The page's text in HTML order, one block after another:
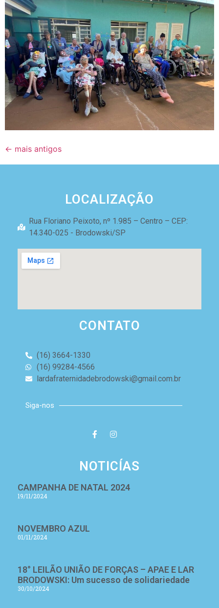
← mais antigos
LOCALIZAÇÃO
Rua Floriano Peixoto, nº 1.985 – Centro – CEP:
14.340-025 - Brodowski/SP
CONTATO
(16) 3664-1330
(16) 99284-4566
lardafraternidadebrodowski@gmail.com.br
Siga-nos
NOTICÍAS
CAMPANHA DE NATAL 2024
19/11/2024
NOVEMBRO AZUL
01/11/2024
18° LEILÃO UNIÃO DE FORÇAS – APAE E LAR
BRODOWSKI: Um sucesso de solidariedade
30/10/2024